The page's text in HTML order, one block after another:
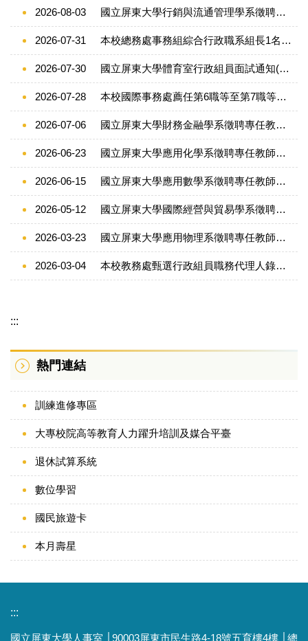
2026-08-03 國立屏東大學行銷與流通管理學系徵聘專任教師公告(1150803)
2026-07-31 本校總務處事務組綜合行政職系組長1名甄選公告(1150731)
2026-07-30 國立屏東大學體育室行政組員面試通知(1150730)
2026-07-28 本校國際事務處薦任第6職等至第7職等文教行政職系組員1名甄選公告(1150728)
2026-07-06 國立屏東大學財務金融學系徵聘專任教師公告(1150706)
2026-06-23 國立屏東大學應用化學系徵聘專任教師公告(1150623)
2026-06-15 國立屏東大學應用數學系徵聘專任教師公告(1150615)
2026-05-12 國立屏東大學國際經營與貿易學系徵聘專任教師公告(1150512)
2026-03-23 國立屏東大學應用物理系徵聘專任教師公告(1150323)
2026-03-04 本校教務處甄選行政組員職務代理人錄取公告(1150304)
:::
熱門連結
訓練進修專區
大專校院高等教育人力躍升培訓及媒合平臺
退休試算系統
數位學習
國民旅遊卡
本月壽星
:::
國立屏東大學人事室 │90003屏東市民生路4-18號五育樓4樓 │總